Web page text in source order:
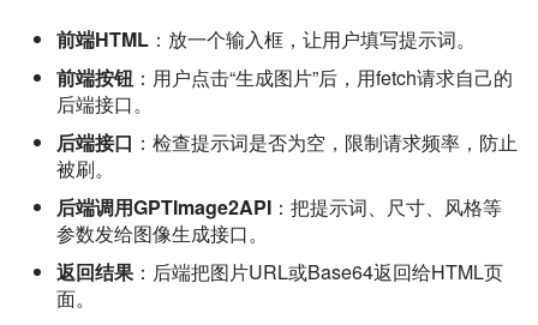
前端HTML ：放一个输入框，让用户填写提示词。
前端按钮 ：用户点击“生成图片”后，用fetch请求自己的
后端接口。
后端接口 ：检查提示词是否为空，限制请求频率，防止
被刷。
后端调用GPTImage2API ：把提示词、尺寸、风格等
参数发给图像生成接口。
返回结果 ：后端把图片URL或Base64返回给HTML页
面。